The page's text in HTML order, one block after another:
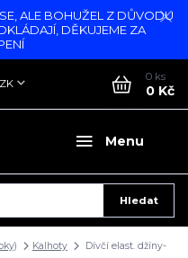
ALE BOHUŽEL Z DŮVODU
DĚKUJEME ZA
Menu
Hledat
0 ks
0 Kč
Kalhoty
Dívčí elast. džíny-